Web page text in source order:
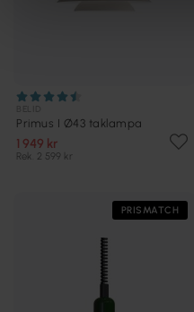
Primus I Ø43 taklampa
1 949 kr
Rek. 2 599 kr
PRISMATCH